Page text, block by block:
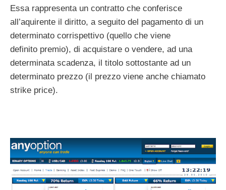
Essa rappresenta un contratto che conferisce
all’aquirente il diritto, a seguito del pagamento di un
determinato corrispettivo (quello che viene
definito premio), di acquistare o vendere, ad una
determinata scadenza, il titolo sottostante ad un
determinato prezzo (il prezzo viene anche chiamato
strike price).